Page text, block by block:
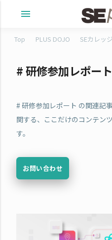
menu
Top PLUS DOJO SEカレッジ
# 研修参加レポー
# 研修参加レポート の関連記
関する、ここだけのコンテン
す。
お問い合わせ